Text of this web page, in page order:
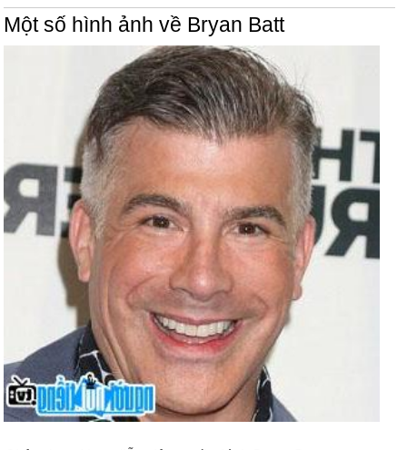
Một số hình ảnh về Bryan Batt